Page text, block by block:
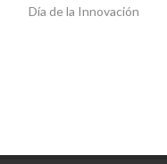
Día de la Innovación